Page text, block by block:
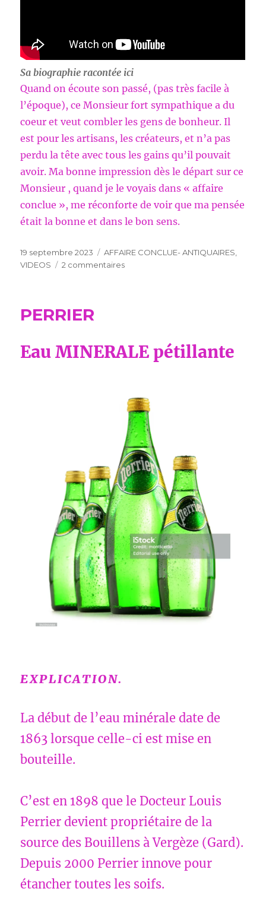
Sa biographie racontée ici
Quand on écoute son passé, (pas très facile à
l’époque), ce Monsieur fort sympathique a du
coeur et veut combler les gens de bonheur. Il
est pour les artisans, les créateurs, et n’a pas
perdu la tête avec tous les gains qu’il pouvait
avoir. Ma bonne impression dès le départ sur ce
Monsieur , quand je le voyais dans « affaire
conclue », me réconforte de voir que ma pensée
était la bonne et dans le bon sens.
Publié
le
19 septembre 2023 Catégories
AFFAIRE CONCLUE- ANTIQUAIRES
VIDEOS
2 commentairessur
PERRIER
Eau MINERALE pétillante
EXPLICATION.
La début de l’eau minérale date de
1863 lorsque celle-ci est mise en
bouteille.
C’est en 1898 que le Docteur Louis
Perrier devient propriétaire de la
source des Bouillens à Vergèze (Gard).
Depuis 2000 Perrier innove pour
étancher toutes les soifs.